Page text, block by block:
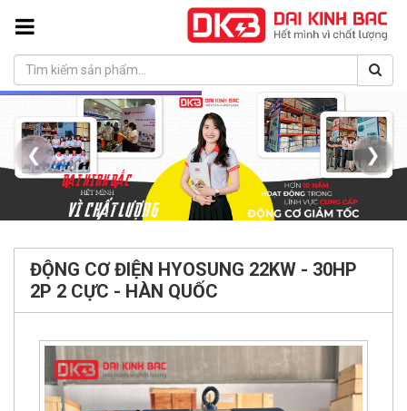
❮ ❯
ĐỘNG CƠ ĐIỆN HYOSUNG 22KW - 30HP
2P 2 CỰC - HÀN QUỐC